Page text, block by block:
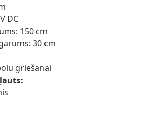
DC
150 cm
30 cm
griešanai